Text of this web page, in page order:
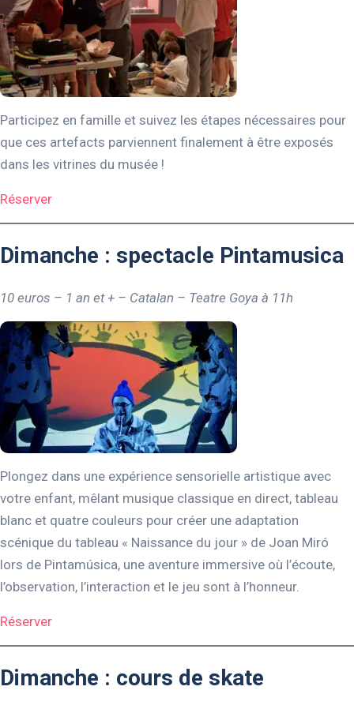
Participez en famille et suivez les étapes nécessaires pour
que ces artefacts parviennent finalement à être exposés
dans les vitrines du musée !
Réserver
Dimanche : spectacle Pintamusica
10 euros – 1 an et + – Catalan – Teatre Goya à 11h
Plongez dans une expérience sensorielle artistique avec
votre enfant, mêlant musique classique en direct, tableau
blanc et quatre couleurs pour créer une adaptation
scénique du tableau « Naissance du jour » de Joan Miró
lors de Pintamúsica, une aventure immersive où l’écoute,
l’observation, l’interaction et le jeu sont à l’honneur.
Réserver
Dimanche : cours de skate